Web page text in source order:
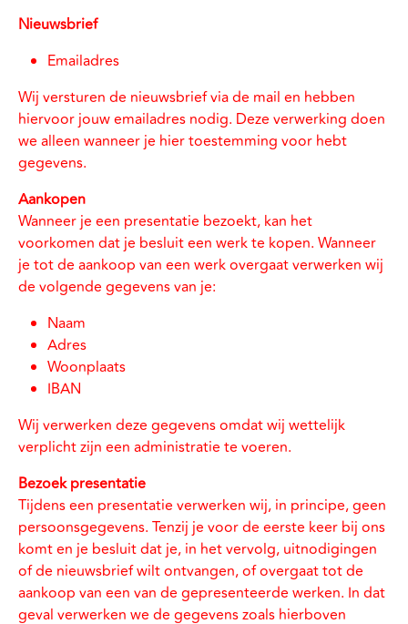
Nieuwsbrief
Emailadres
Wij versturen de nieuwsbrief via de mail en hebben
hiervoor jouw emailadres nodig. Deze verwerking doen
we alleen wanneer je hier toestemming voor hebt
gegevens.
Aankopen
Wanneer je een presentatie bezoekt, kan het
voorkomen dat je besluit een werk te kopen. Wanneer
je tot de aankoop van een werk overgaat verwerken wij
de volgende gegevens van je:
Naam
Adres
Woonplaats
IBAN
Wij verwerken deze gegevens omdat wij wettelijk
verplicht zijn een administratie te voeren.
Bezoek presentatie
Tijdens een presentatie verwerken wij, in principe, geen
persoonsgegevens. Tenzij je voor de eerste keer bij ons
komt en je besluit dat je, in het vervolg, uitnodigingen
of de nieuwsbrief wilt ontvangen, of overgaat tot de
aankoop van een van de gepresenteerde werken. In dat
geval verwerken we de gegevens zoals hierboven